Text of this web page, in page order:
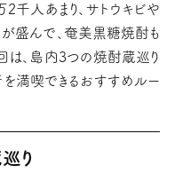
千人あまり、サトウキビや
盛んで、奄美黒糖焼酎も
は、島内3つの焼酎蔵巡り
満喫できるおすすめルー
り